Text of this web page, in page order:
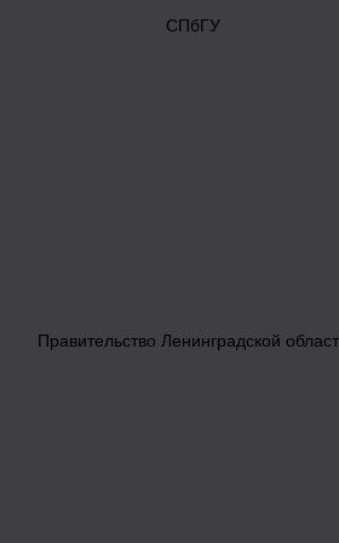
СПбГУ
Правительство Ленинградской